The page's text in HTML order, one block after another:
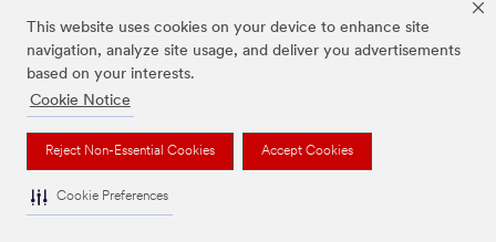
This website uses cookies on your device to enhance site
navigation, analyze site usage, and deliver you advertisements
based on your interests.
Cookie Notice
Reject Non-Essential Cookies Accept Cookies
Cookie Preferences